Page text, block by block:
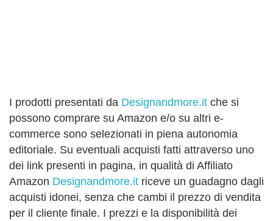
I prodotti presentati da Designandmore.it che si
possono comprare su Amazon e/o su altri e-
commerce sono selezionati in piena autonomia
editoriale. Su eventuali acquisti fatti attraverso uno
dei link presenti in pagina, in qualità di Affiliato
Amazon Designandmore.it riceve un guadagno dagli
acquisti idonei, senza che cambi il prezzo di vendita
per il cliente finale. I prezzi e la disponibilità dei